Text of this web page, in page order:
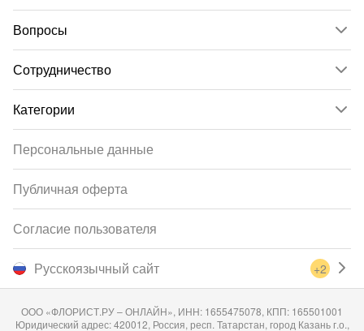
Вопросы
Сотрудничество
Категории
Русскоязычный сайт +2
Персональные данные
Публичная оферта
Согласие пользователя
ООО «ФЛОРИСТ.РУ – ОНЛАЙН», ИНН: 1655475078, КПП: 165501001
Юридический адрес: 420012, Россия, респ. Татарстан, город Казань г.о.,